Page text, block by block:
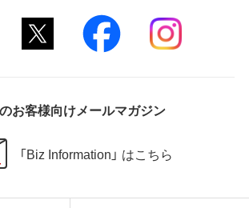
お客様向けメールマガジン
「Biz Information」 はこちら